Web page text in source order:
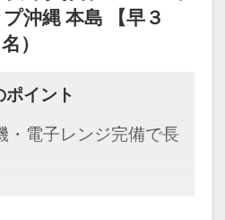
約後「マイページ」
ご記入ください。
ます。
の方に、滞在中ラン
画面」でご確認くだ
連泊割引がございま
きおひとり様
沖縄 本島 【早３
）
ポイント
・電子レンジ完備で長